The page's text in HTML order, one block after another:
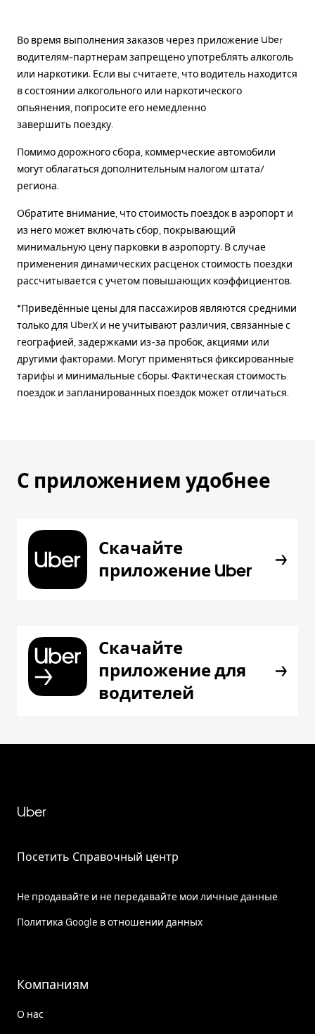
Во время выполнения заказов через приложение Uber
водителям-партнерам запрещено употреблять алкоголь
или наркотики. Если вы считаете, что водитель находится
в состоянии алкогольного или наркотического
опьянения, попросите его немедленно
завершить поездку.
Помимо дорожного сбора, коммерческие автомобили
могут облагаться дополнительным налогом штата/
региона.
Обратите внимание, что стоимость поездок в аэропорт и
из него может включать сбор, покрывающий
минимальную цену парковки в аэропорту. В случае
применения динамических расценок стоимость поездки
рассчитывается с учетом повышающих коэффициентов.
*Приведённые цены для пассажиров являются средними
только для UberX и не учитывают различия, связанные с
географией, задержками из-за пробок, акциями или
другими факторами. Могут применяться фиксированные
тарифы и минимальные сборы. Фактическая стоимость
поездок и запланированных поездок может отличаться.
С приложением удобнее
Скачайте
приложение Uber
Скачайте
приложение для
водителей
Uber
Посетить Справочный центр
Не продавайте и не передавайте мои личные данные
Политика Google в отношении данных
Компаниям
О нас